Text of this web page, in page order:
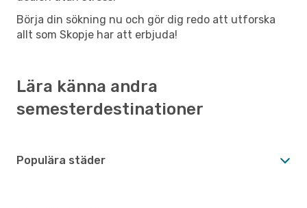
Börja din sökning nu och gör dig redo att utforska
allt som Skopje har att erbjuda!
Lära känna andra
semesterdestinationer
Populära städer